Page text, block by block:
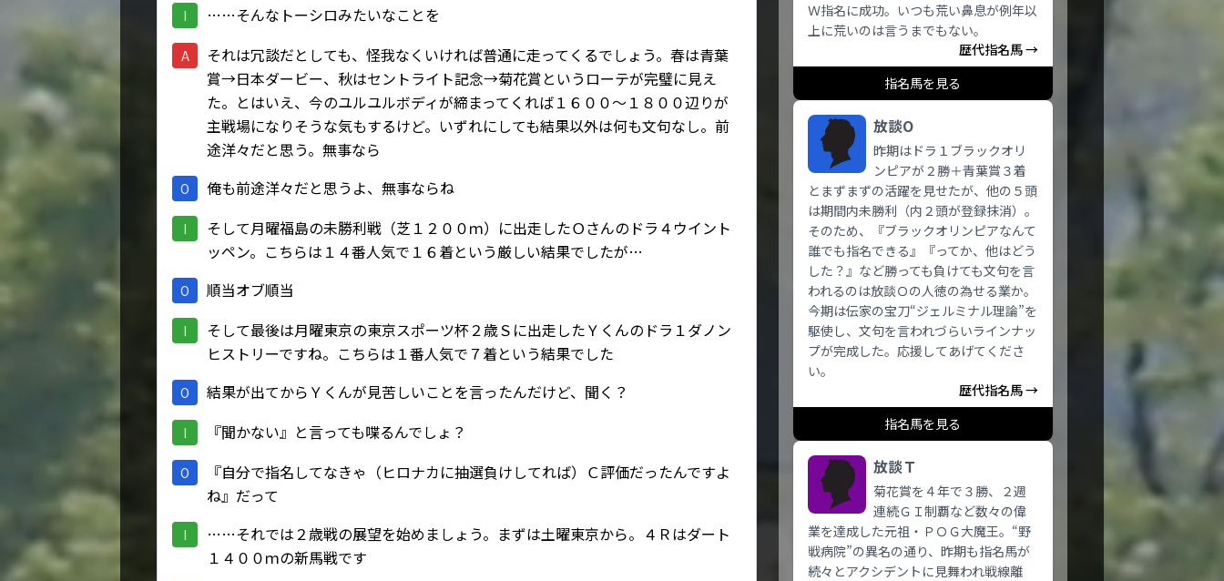
I ……そんなトーシロみたいなことを
A
それは冗談だとしても、怪我なくいければ普通に走ってくるでしょう。春は青葉
賞→日本ダービー、秋はセントライト記念→菊花賞というローテが完璧に見え
た。とはいえ、今のユルユルボディが締まってくれば１６００～１８００辺りが
主戦場になりそうな気もするけど。いずれにしても結果以外は何も文句なし。前
途洋々だと思う。無事なら
O 俺も前途洋々だと思うよ、無事ならね
I
そして月曜福島の未勝利戦（芝１２００ｍ）に出走したＯさんのドラ４ウイント
ッペン。こちらは１４番人気で１６着という厳しい結果でしたが…
O 順当オブ順当
I
そして最後は月曜東京の東京スポーツ杯２歳Ｓに出走したＹくんのドラ１ダノン
ヒストリーですね。こちらは１番人気で７着という結果でした
O 結果が出てからＹくんが見苦しいことを言ったんだけど、聞く？
I 『聞かない』と言っても喋るんでしょ？
O
『自分で指名してなきゃ（ヒロナカに抽選負けしてれば）Ｃ評価だったんですよ
ね』だって
I
……それでは２歳戦の展望を始めましょう。まずは土曜東京から。４Ｒはダート
１４００ｍの新馬戦です
Ｗ指名に成功。いつも荒い鼻息が例年以
上に荒いのは言うまでもない。
歴代指名馬 →
指名馬を見る
放談O
昨期はドラ１ブラックオリ
ンピアが２勝＋青葉賞３着
とまずまずの活躍を見せたが、他の５頭
は期間内未勝利（内２頭が登録抹消）。
そのため、『ブラックオリンピアなんて
誰でも指名できる』『ってか、他はどう
した？』など勝っても負けても文句を言
われるのは放談Ｏの人徳の為せる業か。
今期は伝家の宝刀“ジェルミナル理論”を
駆使し、文句を言われづらいラインナッ
プが完成した。応援してあげてくださ
い。
歴代指名馬 →
指名馬を見る
放談Ｔ
菊花賞を４年で３勝、２週
連続ＧＩ制覇など数々の偉
業を達成した元祖・ＰＯＧ大魔王。“野
戦病院”の異名の通り、昨期も指名馬が
続々とアクシデントに見舞われ戦線離